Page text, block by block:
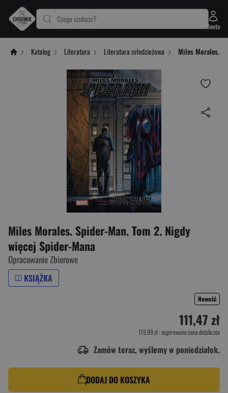
Czego szukasz?
Konto
Katalog Literatura Literatura młodzieżowa Miles Morales.
Miles Morales. Spider-Man. Tom 2. Nigdy
więcej Spider-Mana
Opracowanie Zbiorowe
KSIĄŻKA
Nowość
111,47 zł
179,99 zł- sugerowana cena detaliczna
Zamów teraz, wyślemy w poniedziałek.
DODAJ DO KOSZYKA